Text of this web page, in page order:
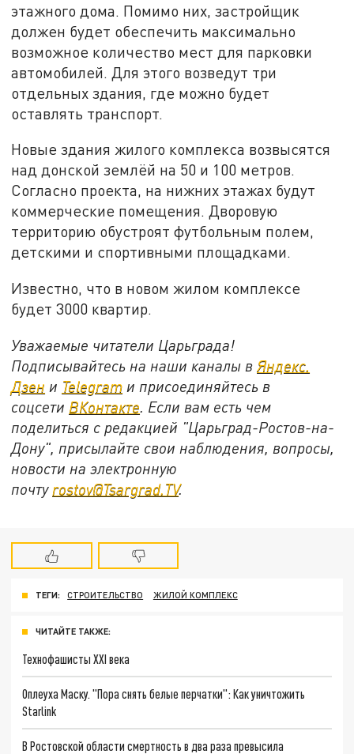
этажного дома. Помимо них, застройщик
должен будет обеспечить максимально
возможное количество мест для парковки
автомобилей. Для этого возведут три
отдельных здания, где можно будет
оставлять транспорт.
Новые здания жилого комплекса возвысятся
над донской землёй на 50 и 100 метров.
Согласно проекта, на нижних этажах будут
коммерческие помещения. Дворовую
территорию обустроят футбольным полем,
детскими и спортивными площадками.
Известно, что в новом жилом комплексе
будет 3000 квартир.
Уважаемые читатели Царьграда!
Подписывайтесь на наши каналы вЯндекс.
Дзен и Telegram и присоединяйтесь в
соцсети ВКонтакте. Если вам есть чем
поделиться с редакцией "Царьград-Ростов-на-
Дону", присылайте свои наблюдения, вопросы,
новости на электронную
почту rostov@Tsargrad.ТV.
ТЕГИ: СТРОИТЕЛЬСТВО ЖИЛОЙ КОМПЛЕКС
ЧИТАЙТЕ ТАКЖЕ:
Технофашисты XXI века
Оплеуха Маску. "Пора снять белые перчатки": Как уничтожить
Starlink
В Ростовской области смертность в два раза превысила